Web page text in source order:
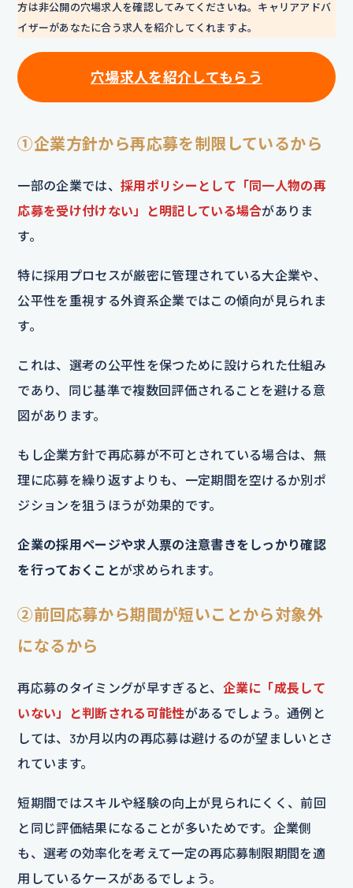
方は非公開の穴場求人を確認してみてくださいね。キャリアアドバ
イザーがあなたに合う求人を紹介してくれますよ。
穴場求人を紹介してもらう
①企業方針から再応募を制限しているから
一部の企業では、 採用ポリシーとして「同一人物の再
応募を受け付けない」と明記している場合がありま
す。
特に採用プロセスが厳密に管理されている大企業や、
公平性を重視する外資系企業ではこの傾向が見られま
す。
これは、選考の公平性を保つために設けられた仕組み
であり、同じ基準で複数回評価されることを避ける意
図があります。
もし企業方針で再応募が不可とされている場合は、無
理に応募を繰り返すよりも、一定期間を空けるか別ポ
ジションを狙うほうが効果的です。
企業の採用ページや求人票の注意書きをしっかり確認
を行っておくことが求められます。
②前回応募から期間が短いことから対象外
になるから
再応募のタイミングが早すぎると、 企業に「成長して
いない」と判断される可能性があるでしょう。通例と
しては、3か月以内の再応募は避けるのが望ましいとさ
れています。
短期間ではスキルや経験の向上が見られにくく、前回
と同じ評価結果になることが多いためです。企業側
も、選考の効率化を考えて一定の再応募制限期間を適
用しているケースがあるでしょう。